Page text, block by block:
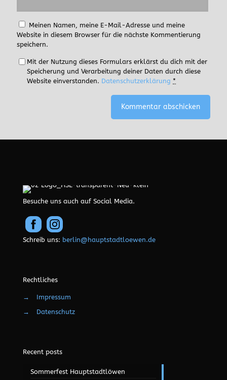
Meinen Namen, meine E-Mail-Adresse und meine
Website in diesem Browser für die nächste Kommentierung
speichern.
Mit der Nutzung dieses Formulars erklärst du dich mit der
Speicherung und Verarbeitung deiner Daten durch diese
Website einverstanden. Datenschutzerklärung *
Besuche uns auch auf Social Media.
Schreib uns: berlin@hauptstadtloewen.de
Rechtliches
→
Impressum
→
Datenschutz
Recent posts
Sommerfest Hauptstadtlöwen